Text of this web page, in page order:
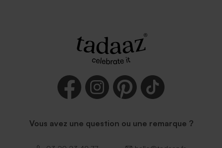
Vous avez une question ou une remarque ?